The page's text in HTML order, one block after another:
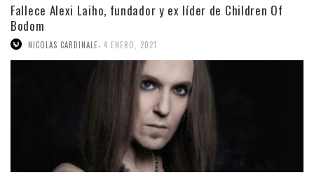
Fallece Alexi Laiho, fundador y ex líder de Children Of
Bodom
NICOLAS CARDINALE 4 ENERO, 2021